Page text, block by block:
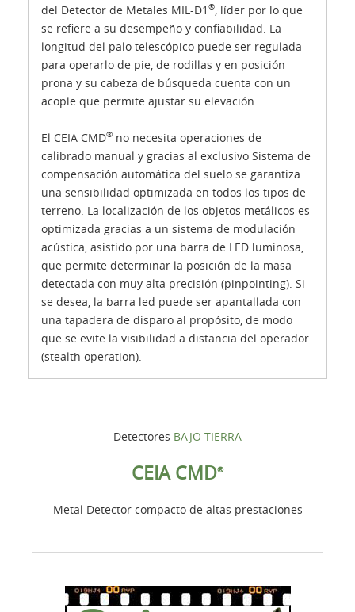
Detectores BAJO TIERRA
CEIA CMD®
Metal Detector compacto de altas prestaciones
del Detector de Metales MIL-D1 ®
, líder por lo que
se refiere a su desempeño y confiabilidad. La
longitud del palo telescópico puede ser regulada
para operarlo de pie, de rodillas y en posición
prona y su cabeza de búsqueda cuenta con un
acople que permite ajustar su elevación.
El CEIA CMD® no necesita operaciones de
calibrado manual y gracias al exclusivo Sistema de
compensación automática del suelo se garantiza
una sensibilidad optimizada en todos los tipos de
terreno. La localización de los objetos metálicos es
optimizada gracias a un sistema de modulación
acústica, asistido por una barra de LED luminosa,
que permite determinar la posición de la masa
detectada con muy alta precisión (pinpointing). Si
se desea, la barra led puede ser apantallada con
una tapadera de disparo al propósito, de modo
que se evite la visibilidad a distancia del operador
(stealth operation).